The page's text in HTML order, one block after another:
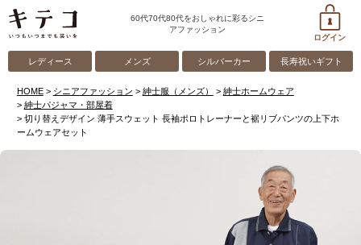
60代70代80代をおしゃれに彩るシニ
アファッション
ログイン
レディース メンズ シルバーカー 長寿祝いギフト
HOME シニアファッション 紳士服（メンズ）
紳士ホームウェア
紳士パジャマ・部屋着
切り替えデザイン 薄手スウェット 長袖ポロトレーナーと裾リブパンツの上下ホ
ームウェアセット